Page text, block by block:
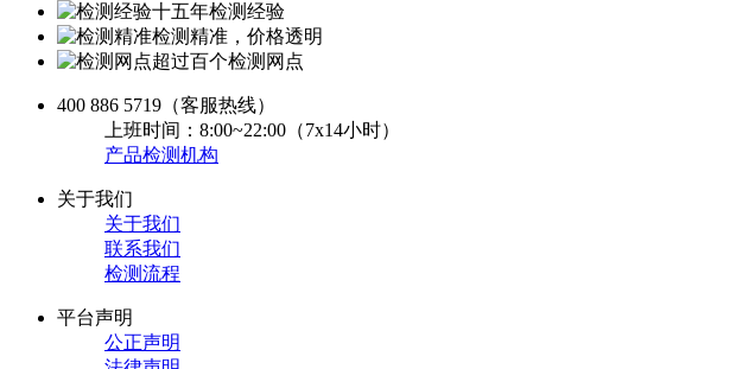
十五年检测经验
检测精准，价格透明
超过百个检测网点
400 886 5719 （客服热线）
上班时间：8:00~22:00（7x14小时）
产品检测机构
关于我们
关于我们
联系我们
检测流程
平台声明
公正声明